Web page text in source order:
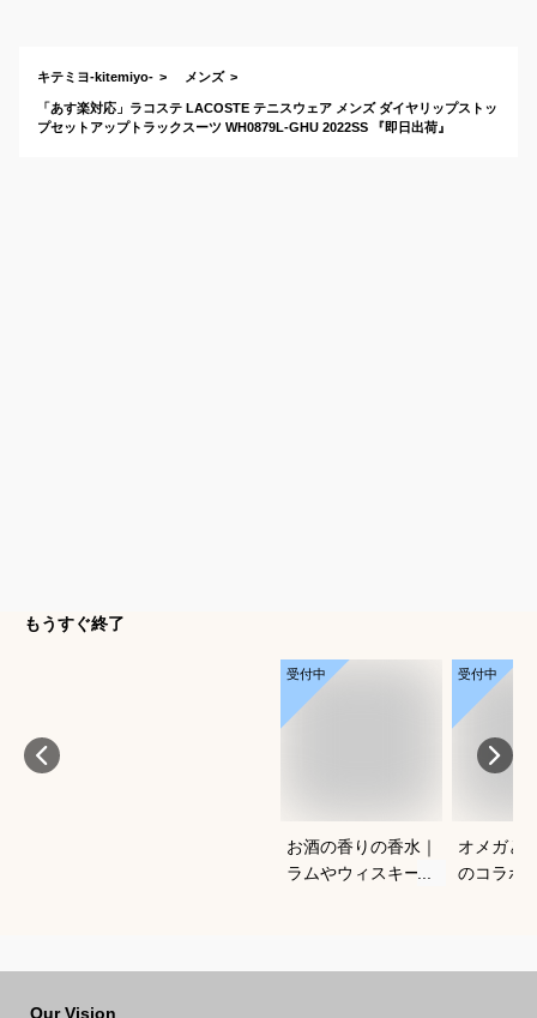
キテミヨ-kitemiyo- メンズ
「あす楽対応」ラコステ LACOSTE テニスウェア メンズ ダイヤリップストッ
プセットアップトラックスーツ WH0879L-GHU 2022SS 『即日出荷』
もうすぐ終了
受付中
お酒の香りの香水｜
ラムやウィスキーな
受付中
オメガと
のコラボ
Our Vision